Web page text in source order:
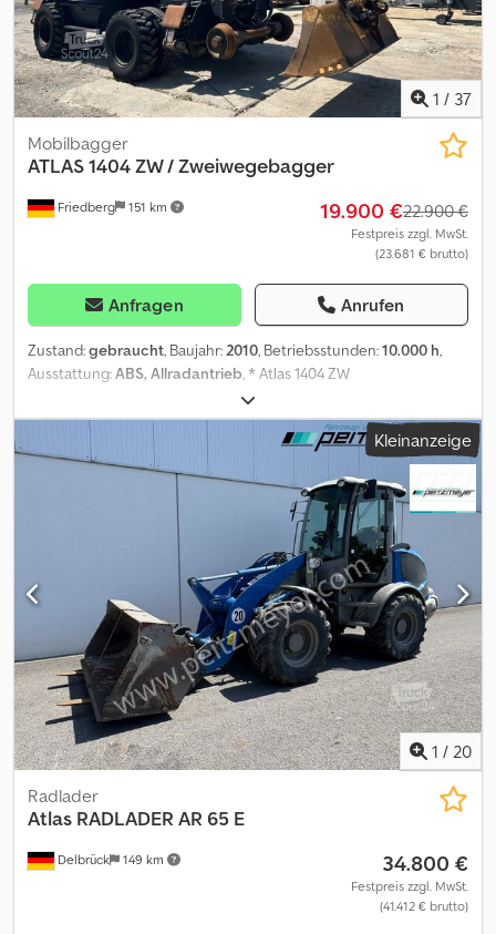
1 / 37
Friedberg 151 km
Mobilbagger
ATLAS1404 ZW / Zweiwegebagger
19.900 €22.900 €
Festpreis zzgl. MwSt.
(23.681 € brutto)
Anfragen Anrufen
Zustand:gebraucht, Baujahr: 2010, Betriebsstunden:10.000 h,
Ausstattung:ABS, Allradantrieb , * Atlas 1404 ZW
Zweiwegebagger * Bj: 2010 * Bst: 10.000 h * hydr. Pratzen *
Rückfahrkamera * mehr Bilder und Videos per Whatsapp Dsdszf T
N Hopfx Amljkr * Angaben ohne Gewähr und Zwischenverkauf
vorbehalten.
Kleinanzeige
1 / 20
Delbrück 149 km
Radlader
Atlas RADLADER AR 65 E
34.800 €
Festpreis zzgl. MwSt.
(41.412 € brutto)